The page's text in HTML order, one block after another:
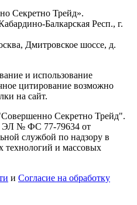
Секретно Трейд».
Балкарская Респ., г.
Дмитровское шоссе, д.
и использование
цитирование возможно
на сайт.
Секретно Трейд".
ЭЛ № ФС 77-79634 от
службой по надзору в
технологий и массовых
и Согласие на обработку